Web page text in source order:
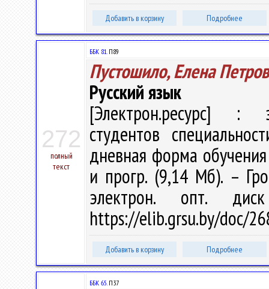
Добавить в корзину Подробнее
272
полный
текст
ББК 81.П89
Пустошило, Елена
Русский язык
[Электрон.ресурс] :
студентов
дневная форма
и прогр. (9,14 Мб). –
электрон. опт.
https://elib.grsu.by/doc/
Добавить в корзину Подробнее
ББК 65.П37